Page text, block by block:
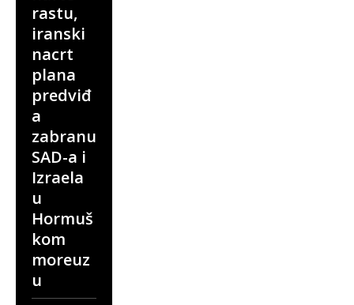
rastu,
iranski
nacrt
plana
predviđ
a
zabranu
SAD-a i
Izraela
u
Hormuš
kom
moreuz
u